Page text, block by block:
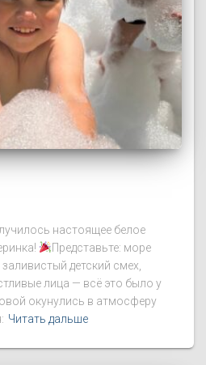
настоящее белое
Представьте: море
детский смех,
лица — всё это было у
окунулись в атмосферу
Читать дальше